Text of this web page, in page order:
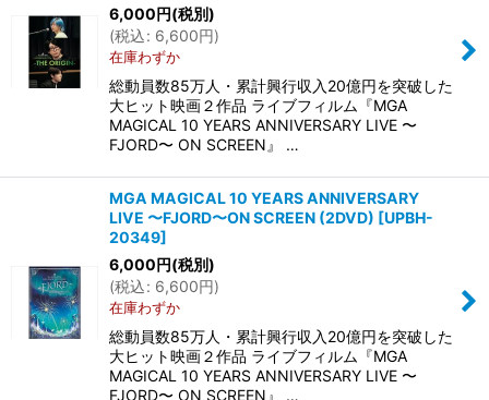
6,000円(税別)
(税込: 6,600円)
在庫わずか
総動員数85万人・累計興行収入20億円を突破した
大ヒット映画２作品 ライブフィルム『MGA
MAGICAL 10 YEARS ANNIVERSARY LIVE 〜
FJORD〜 ON SCREEN』 …
MGA MAGICAL 10 YEARS ANNIVERSARY
LIVE 〜FJORD〜ON SCREEN (2DVD) [UPBH-
20349]
6,000円(税別)
(税込: 6,600円)
在庫わずか
総動員数85万人・累計興行収入20億円を突破した
大ヒット映画２作品 ライブフィルム『MGA
MAGICAL 10 YEARS ANNIVERSARY LIVE 〜
FJORD〜 ON SCREEN』 …